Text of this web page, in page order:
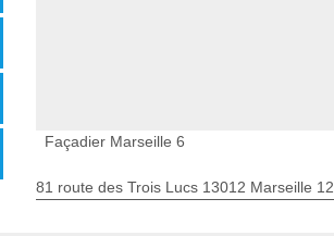
Façadier Marseille 6
81 route des Trois Lucs 13012 Marseille 12